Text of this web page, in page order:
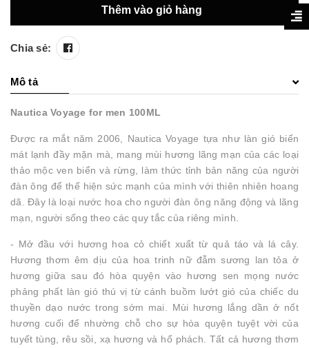
Thêm vào giỏ hàng
Chia sẻ:
Mô tả
Nautica Voyage for men 100ML
Được ra mắt năm 2006, Nautica Voyage tựa như làn gió biển
mát lạnh đầy mặn mà, mang mùi hương lãng mạn của các loại
thảo mộc ven biển và rừng, làm thức tỉnh bản năng của người
đàn ông để thể hiện sức mạnh của mình với thiên nhiên hoang
dã. Đây là loại nước hoa cho người đàn ông năng động và lãng
mạn, người sống theo các quy tắc của riêng mình.
- Mở đầu với hương hoa cỏ chiết xuất từ quả táo và lá cây.
Hương thơm êm dịu của hoa trinh nữ đẫm sương lan tỏa ở
hương giữa sau đó hòa quyện vào hương sen mọng nước
phảng phất làn gió thú vị từ cánh buồm lướt gió của chiếc du
thuyền dạo nước trong sớm mai. Mùi hương lắng dần ở nốt
hương cuối để nhường chỗ cho sự hòa quyện tuyệt vời của
tuyết tùng, rêu sồi, xạ hương và hổ phách. Tất cả hương thơm